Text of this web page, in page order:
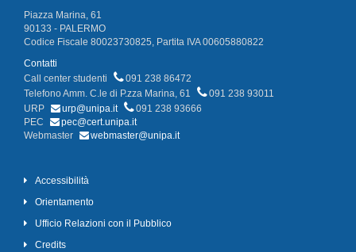
Piazza Marina, 61
90133 - PALERMO
Codice Fiscale 80023730825, Partita IVA 00605880822
Contatti
Call center studenti
091 238 86472
Telefono Amm. C.le di P.zza Marina, 61
091 238 93011
URP
urp@unipa.it
091 238 93666
PEC
pec@cert.unipa.it
Webmaster
webmaster@unipa.it
Accessibilità
Orientamento
Ufficio Relazioni con il Pubblico
Credits